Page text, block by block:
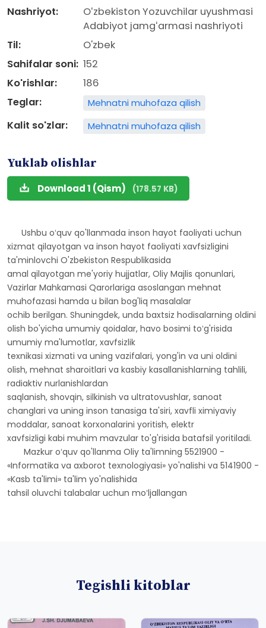
Nashriyot:
Oʻzbekiston Yozuvchilar uyushmasi
Adabiyot jamgʻarmasi nashriyoti
Til:
O'zbek
Sahifalar soni: 152
Ko'rishlar:
186
Teglar:
Mehnatni muhofaza qilish
Kalit so'zlar: Mehnatni muhofaza qilish
Yuklab olishlar
Download 1 (Qism) (178.57 KB)
Ushbu oʻquv qo'llanmada inson hayot faoliyati uchun
xizmat qilayotgan va inson hayot faoliyati xavfsizligini
ta'minlovchi O'zbekiston Respublikasida
amal qilayotgan me'yoriy hujjatlar, Oliy Majlis qonunlari,
Vazirlar Mahkamasi Qarorlariga asoslangan mehnat
muhofazasi hamda u bilan bog'liq masalalar
ochib berilgan. Shuningdek, unda baxtsiz hodisalarning oldini
olish bo'yicha umumiy qoidalar, havo bosimi toʻg'risida
umumiy ma'lumotlar, xavfsizlik
texnikasi xizmati va uning vazifalari, yong'in va uni oldini
olish, mehnat sharoitlari va kasbiy kasallanishlarning tahlili,
radiaktiv nurlanishlardan
saqlanish, shovqin, silkinish va ultratovushlar, sanoat
changlari va uning inson tanasiga ta'siri, xavfli ximiyaviy
moddalar, sanoat korxonalarini yoritish, elektr
xavfsizligi kabi muhim mavzular to'g'risida batafsil yoritiladi.
Mazkur oʻquv qo'llanma Oliy ta'limning 5521900 -
«Informatika va axborot texnologiyasi» yo'nalishi va 5141900 -
«Kasb ta'limi» ta'lim yo'nalishida
tahsil oluvchi talabalar uchun moʻljallangan
Tegishli kitoblar